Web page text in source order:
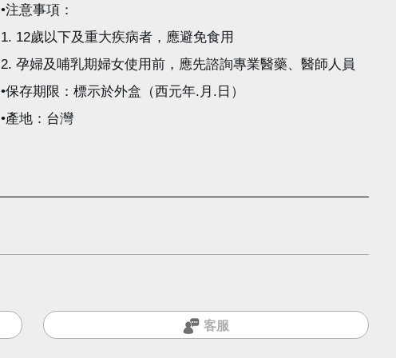
•注意事項：
1. 12歲以下及重大疾病者，應避免食用
2. 孕婦及哺乳期婦女使用前，應先諮詢專業醫藥、醫師人員
•保存期限：標示於外盒（西元年.月.日）
•產地：台灣
客服